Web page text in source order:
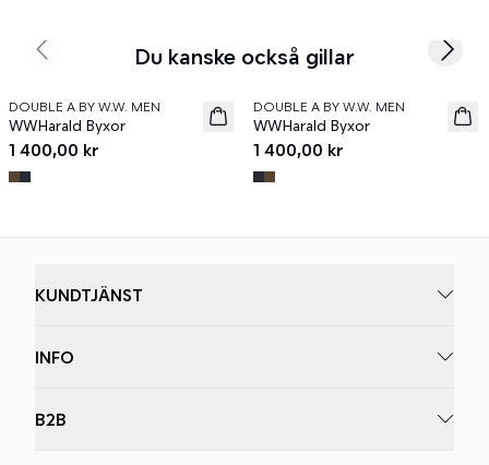
Du kanske också gillar
News
DOUBLE A BY W.W. MEN
WWHarald Byxor
1 400,00 kr
News
DOUBLE A BY W.W. MEN
WWHarald Byxor
1 400,00 kr
Previous slide Next
KUNDTJÄNST
INFO
B2B